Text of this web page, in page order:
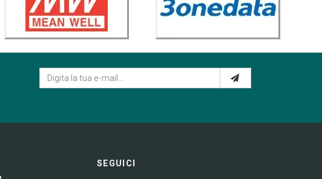
SEGUICI